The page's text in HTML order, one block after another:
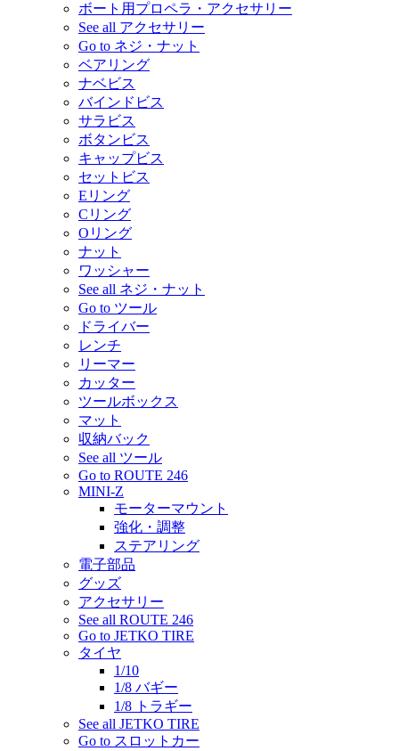
ボート用プロペラ・アクセサリー
See all アクセサリー
Go to ネジ・ナット
ベアリング
ナベビス
バインドビス
サラビス
ボタンビス
キャップビス
セットビス
Eリング
Cリング
Oリング
ナット
ワッシャー
See all ネジ・ナット
Go to ツール
ドライバー
レンチ
リーマー
カッター
ツールボックス
マット
収納バック
See all ツール
Go to ROUTE 246
MINI-Z
モーターマウント
強化・調整
ステアリング
電子部品
グッズ
アクセサリー
See all ROUTE 246
Go to JETKO TIRE
タイヤ
1/10
1/8 バギー
1/8 トラギー
See all JETKO TIRE
Go to スロットカー